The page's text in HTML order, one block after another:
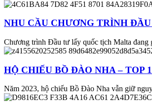
NHU CẦU CHƯƠNG TRÌNH
Chương trình Đầu tư lấy quốc tịch Malta đang
HỘ CHIẾU BỒ ĐÀO NHA – TOP
Năm 2023, hộ chiếu Bồ Đào Nha vẫn giữ